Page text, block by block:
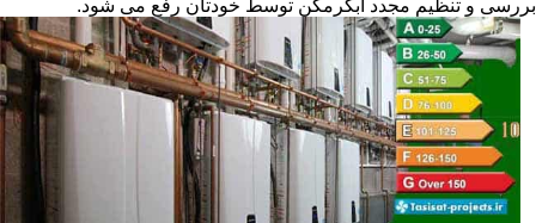
بررسی و تنظیم مجدد آبگرمکن توسط خودتان رفع می شود.